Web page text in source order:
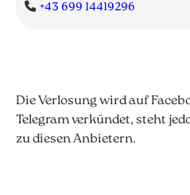
+43 699 14419296
Die Verlosung wird auf
Telegram verkündet, steht
zu diesen Anbietern.